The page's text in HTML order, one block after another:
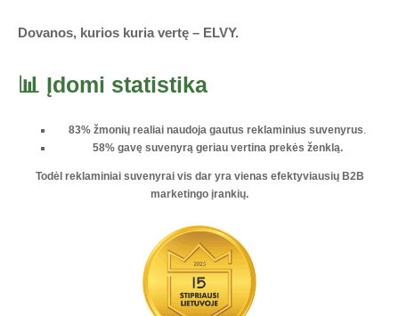
Dovanos, kurios kuria vertę – ELVY.
📊 Įdomi statistika
83% žmonių realiai naudoja gautus reklaminius suvenyrus.
58% gavę suvenyrą geriau vertina prekės ženklą.
Todėl reklaminiai suvenyrai vis dar yra vienas efektyviausių B2B
marketingo įrankių.